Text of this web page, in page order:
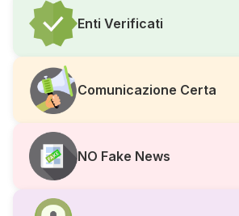
Enti Verificati
Comunicazione Certa
NO Fake News